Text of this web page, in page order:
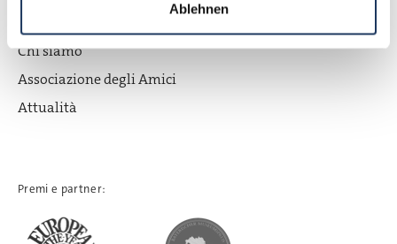
Ablehnen
Chi siamo
Associazione degli Amici
Attualità
Premi e partner: